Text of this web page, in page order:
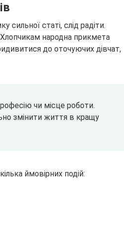
статі, слід радіти.
народна прикмета
до оточуючих дівчат,
чи місце роботи.
змінити життя в кращу
ймовірних подій: